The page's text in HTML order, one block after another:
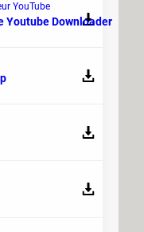
ne
de tubes
sur aucun
euros chez
YouTube
Youtube Downloader